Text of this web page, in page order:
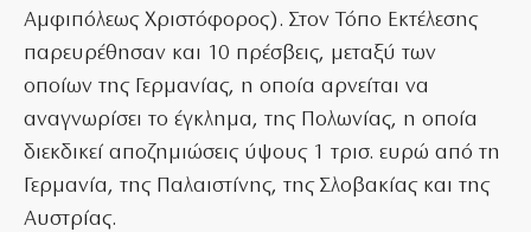
Αμφιπόλεως Χριστόφορος). Στον Τόπο Εκτέλεσης
παρευρέθησαν και 10 πρέσβεις, μεταξύ των
οποίων της Γερμανίας, η οποία αρνείται να
αναγνωρίσει το έγκλημα, της Πολωνίας, η οποία
διεκδικεί αποζημιώσεις ύψους 1 τρισ. ευρώ από τη
Γερμανία, της Παλαιστίνης, της Σλοβακίας και της
Αυστρίας.